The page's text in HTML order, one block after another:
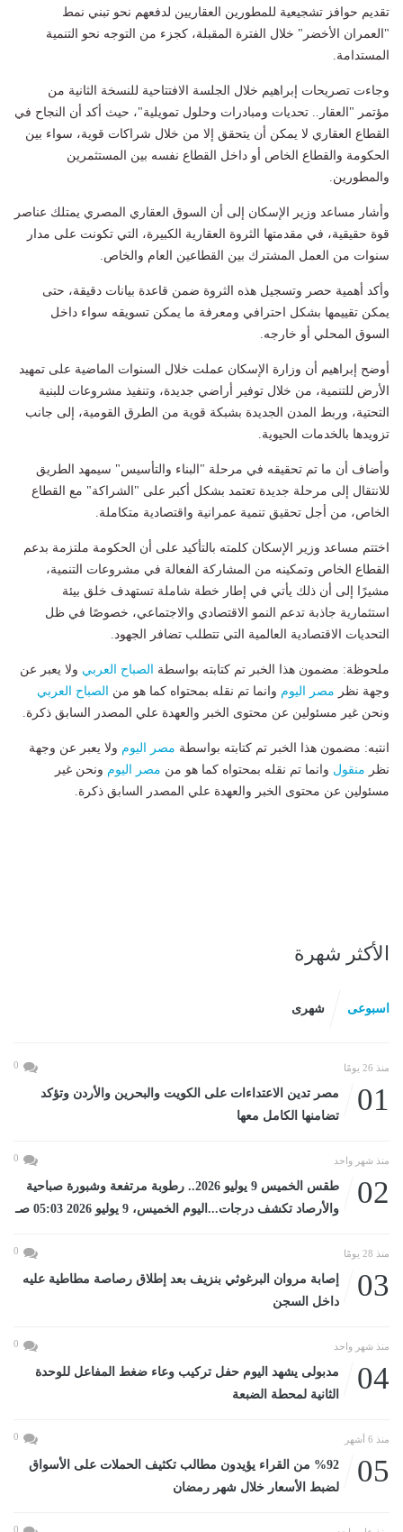
تقديم حوافز تشجيعية للمطورين العقاريين لدفعهم نحو تبني نمط
"العمران الأخضر" خلال الفترة المقبلة، كجزء من التوجه نحو التنمية
المستدامة.
وجاءت تصريحات إبراهيم خلال الجلسة الافتتاحية للنسخة الثانية من
مؤتمر "العقار.. تحديات ومبادرات وحلول تمويلية"، حيث أكد أن النجاح في
القطاع العقاري لا يمكن أن يتحقق إلا من خلال شراكات قوية، سواء بين
الحكومة والقطاع الخاص أو داخل القطاع نفسه بين المستثمرين
والمطورين.
وأشار مساعد وزير الإسكان إلى أن السوق العقاري المصري يمتلك عناصر
قوة حقيقية، في مقدمتها الثروة العقارية الكبيرة، التي تكونت على مدار
سنوات من العمل المشترك بين القطاعين العام والخاص.
وأكد أهمية حصر وتسجيل هذه الثروة ضمن قاعدة بيانات دقيقة، حتى
يمكن تقييمها بشكل احترافي ومعرفة ما يمكن تسويقه سواء داخل
السوق المحلي أو خارجه.
أوضح إبراهيم أن وزارة الإسكان عملت خلال السنوات الماضية على تمهيد
الأرض للتنمية، من خلال توفير أراضي جديدة، وتنفيذ مشروعات للبنية
التحتية، وربط المدن الجديدة بشبكة قوية من الطرق القومية، إلى جانب
تزويدها بالخدمات الحيوية.
وأضاف أن ما تم تحقيقه في مرحلة "البناء والتأسيس" سيمهد الطريق
للانتقال إلى مرحلة جديدة تعتمد بشكل أكبر على "الشراكة" مع القطاع
الخاص، من أجل تحقيق تنمية عمرانية واقتصادية متكاملة.
اختتم مساعد وزير الإسكان كلمته بالتأكيد على أن الحكومة ملتزمة بدعم
القطاع الخاص وتمكينه من المشاركة الفعالة في مشروعات التنمية،
مشيرًا إلى أن ذلك يأتي في إطار خطة شاملة تستهدف خلق بيئة
استثمارية جاذبة تدعم النمو الاقتصادي والاجتماعي، خصوصًا في ظل
التحديات الاقتصادية العالمية التي تتطلب تضافر الجهود.
ملحوظة: مضمون هذا الخبر تم كتابته بواسطة الصباح العربي ولا يعبر عن
وجهة نظر مصر اليوم وانما تم نقله بمحتواه كما هو من
الصباح العربي
ونحن غير مسئولين عن محتوى الخبر والعهدة علي المصدر السابق ذكرة.
انتبه: مضمون هذا الخبر تم كتابته بواسطة مصر اليوم ولا يعبر عن وجهة
نظر منقول وانما تم نقله بمحتواه كما هو من مصر اليوم ونحن غير
مسئولين عن محتوى الخبر والعهدة علي المصدر السابق ذكرة.
الأكثر شهرة
اسبوعى شهرى
منذ 26 يومًا 0
01
مصر تدين الاعتداءات على الكويت والبحرين والأردن وتؤكد
تضامنها الكامل معها
منذ شهر واحد 0
02
طقس الخميس 9 يوليو 2026.. رطوبة مرتفعة وشبورة صباحية
والأرصاد تكشف درجات...اليوم الخميس، 9 يوليو 2026 05:03 صـ
منذ 28 يومًا 0
03
إصابة مروان البرغوثي بنزيف بعد إطلاق رصاصة مطاطية عليه
داخل السجن
منذ شهر واحد 0
04
مدبولى يشهد اليوم حفل تركيب وعاء ضغط المفاعل للوحدة
الثانية لمحطة الضبعة
منذ 6 أشهر 0
05
%92 من القراء يؤيدون مطالب تكثيف الحملات على الأسواق
لضبط الأسعار خلال شهر رمضان
0